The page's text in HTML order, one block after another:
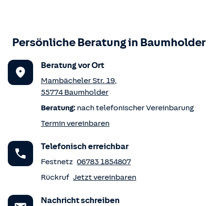
Persönliche Beratung in Baumholder
Beratung vor Ort
Mambächeler Str. 19,
55774 Baumholder
Beratung: nach telefonischer Vereinbarung
Termin vereinbaren
Telefonisch erreichbar
Festnetz 06783 1854807
Rückruf Jetzt vereinbaren
Nachricht schreiben